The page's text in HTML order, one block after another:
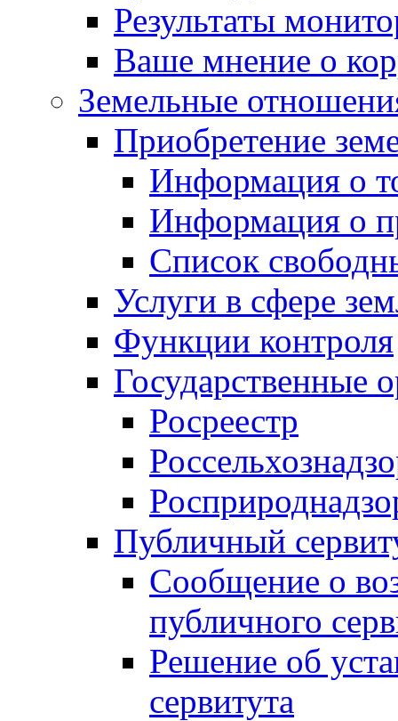
Результаты
Ваше мнение о
Земельные
Приобретение
Информация о
Информация о
Список
Услуги в сфере
Функции контроля
Государственные
Росреестр
Публичный
Сообщение о
публичного
Решение об
сервитута